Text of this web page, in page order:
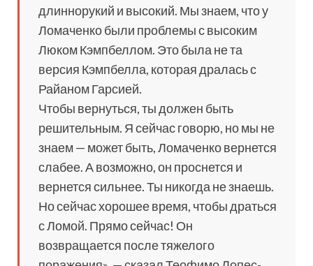
длиннорукий и высокий. Мы знаем, что у
Ломаченко были проблемы с высоким
Люком Кэмпбеллом. Это была не та
версия Кэмпбелла, которая дралась с
Райаном Гарсией.
Чтобы вернуться, ты должен быть
решительным. Я сейчас говорю, но мы не
знаем — может быть, Ломаченко вернется
слабее. А возможно, он проснется и
вернется сильнее. Ты никогда не знаешь.
Но сейчас хорошее время, чтобы драться
с Ломой. Прямо сейчас! Он
возвращается после тяжелого